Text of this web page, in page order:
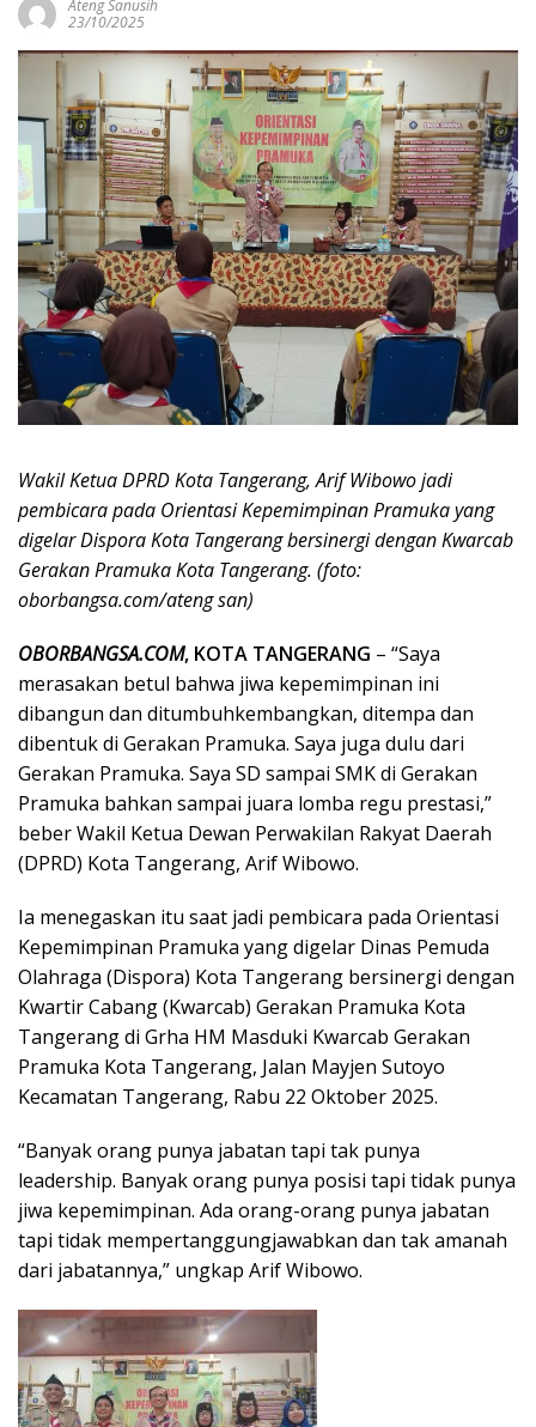
Ateng Sanusih
23/10/2025
Wakil Ketua DPRD Kota Tangerang, Arif Wibowo jadi
pembicara pada Orientasi Kepemimpinan Pramuka yang
digelar Dispora Kota Tangerang bersinergi dengan Kwarcab
Gerakan Pramuka Kota Tangerang. (foto:
oborbangsa.com/ateng san)
OBORBANGSA.COM, KOTA TANGERANG – “Saya
merasakan betul bahwa jiwa kepemimpinan ini
dibangun dan ditumbuhkembangkan, ditempa dan
dibentuk di Gerakan Pramuka. Saya juga dulu dari
Gerakan Pramuka. Saya SD sampai SMK di Gerakan
Pramuka bahkan sampai juara lomba regu prestasi,”
beber Wakil Ketua Dewan Perwakilan Rakyat Daerah
(DPRD) Kota Tangerang, Arif Wibowo.
Ia menegaskan itu saat jadi pembicara pada Orientasi
Kepemimpinan Pramuka yang digelar Dinas Pemuda
Olahraga (Dispora) Kota Tangerang bersinergi dengan
Kwartir Cabang (Kwarcab) Gerakan Pramuka Kota
Tangerang di Grha HM Masduki Kwarcab Gerakan
Pramuka Kota Tangerang, Jalan Mayjen Sutoyo
Kecamatan Tangerang, Rabu 22 Oktober 2025.
“Banyak orang punya jabatan tapi tak punya
leadership. Banyak orang punya posisi tapi tidak punya
jiwa kepemimpinan. Ada orang-orang punya jabatan
tapi tidak mempertanggungjawabkan dan tak amanah
dari jabatannya,” ungkap Arif Wibowo.